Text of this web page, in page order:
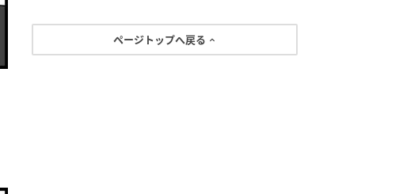
ページトップへ戻る